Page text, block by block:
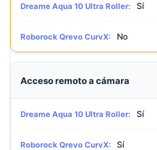
Dreame Aqua 10 Ultra Roller: Sí
Roborock Qrevo CurvX: No
Acceso remoto a cámara
Dreame Aqua 10 Ultra Roller: Sí
Roborock Qrevo CurvX: Sí